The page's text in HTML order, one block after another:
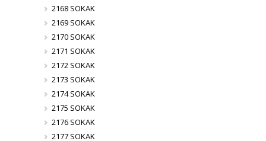
2168 SOKAK
2169 SOKAK
2170 SOKAK
2171 SOKAK
2172 SOKAK
2173 SOKAK
2174 SOKAK
2175 SOKAK
2176 SOKAK
2177 SOKAK